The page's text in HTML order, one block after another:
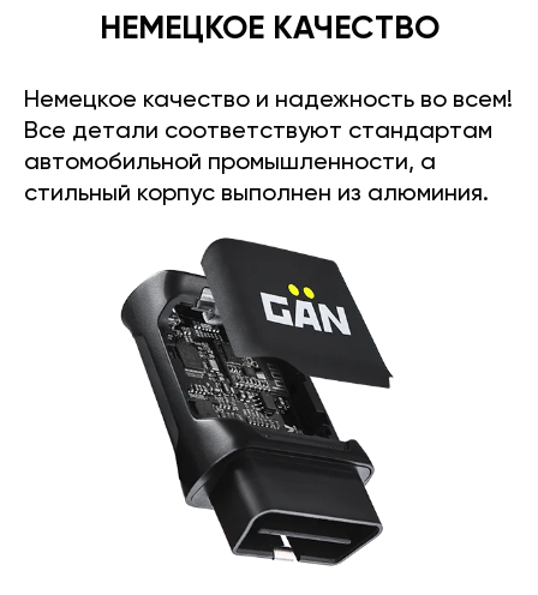
НЕМЕЦКОЕ КАЧЕСТВО
Немецкое качество и надежность во всем!
Все детали соответствуют стандартам
автомобильной промышленности, а
стильный корпус выполнен из алюминия.